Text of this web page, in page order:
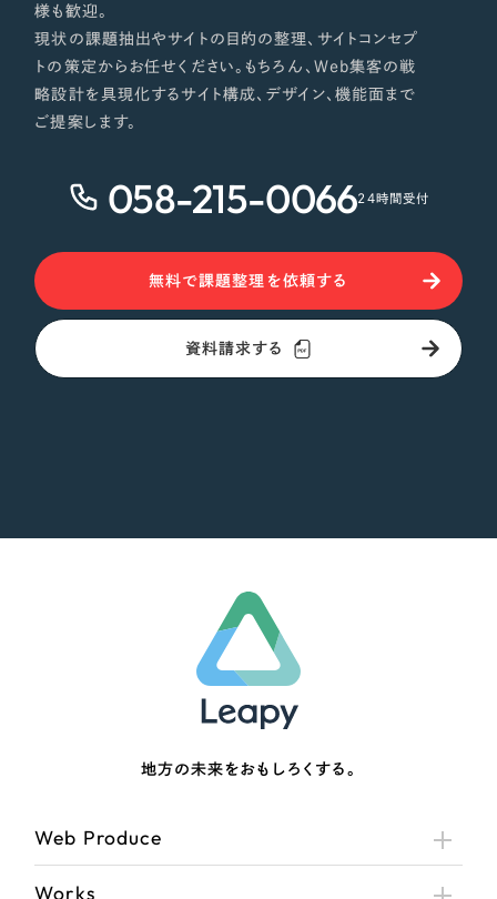
様も歓迎。
現状の課題抽出やサイトの目的の整理、サイトコンセプ
トの策定からお任せください。もちろん、Web集客の戦
略設計を具現化するサイト構成、デザイン、機能面まで
ご提案します。
058-215-006624時間受付
無料で課題整理を依頼する
資料請求する
地方の未来をおもしろくする。
Web Produce
Works